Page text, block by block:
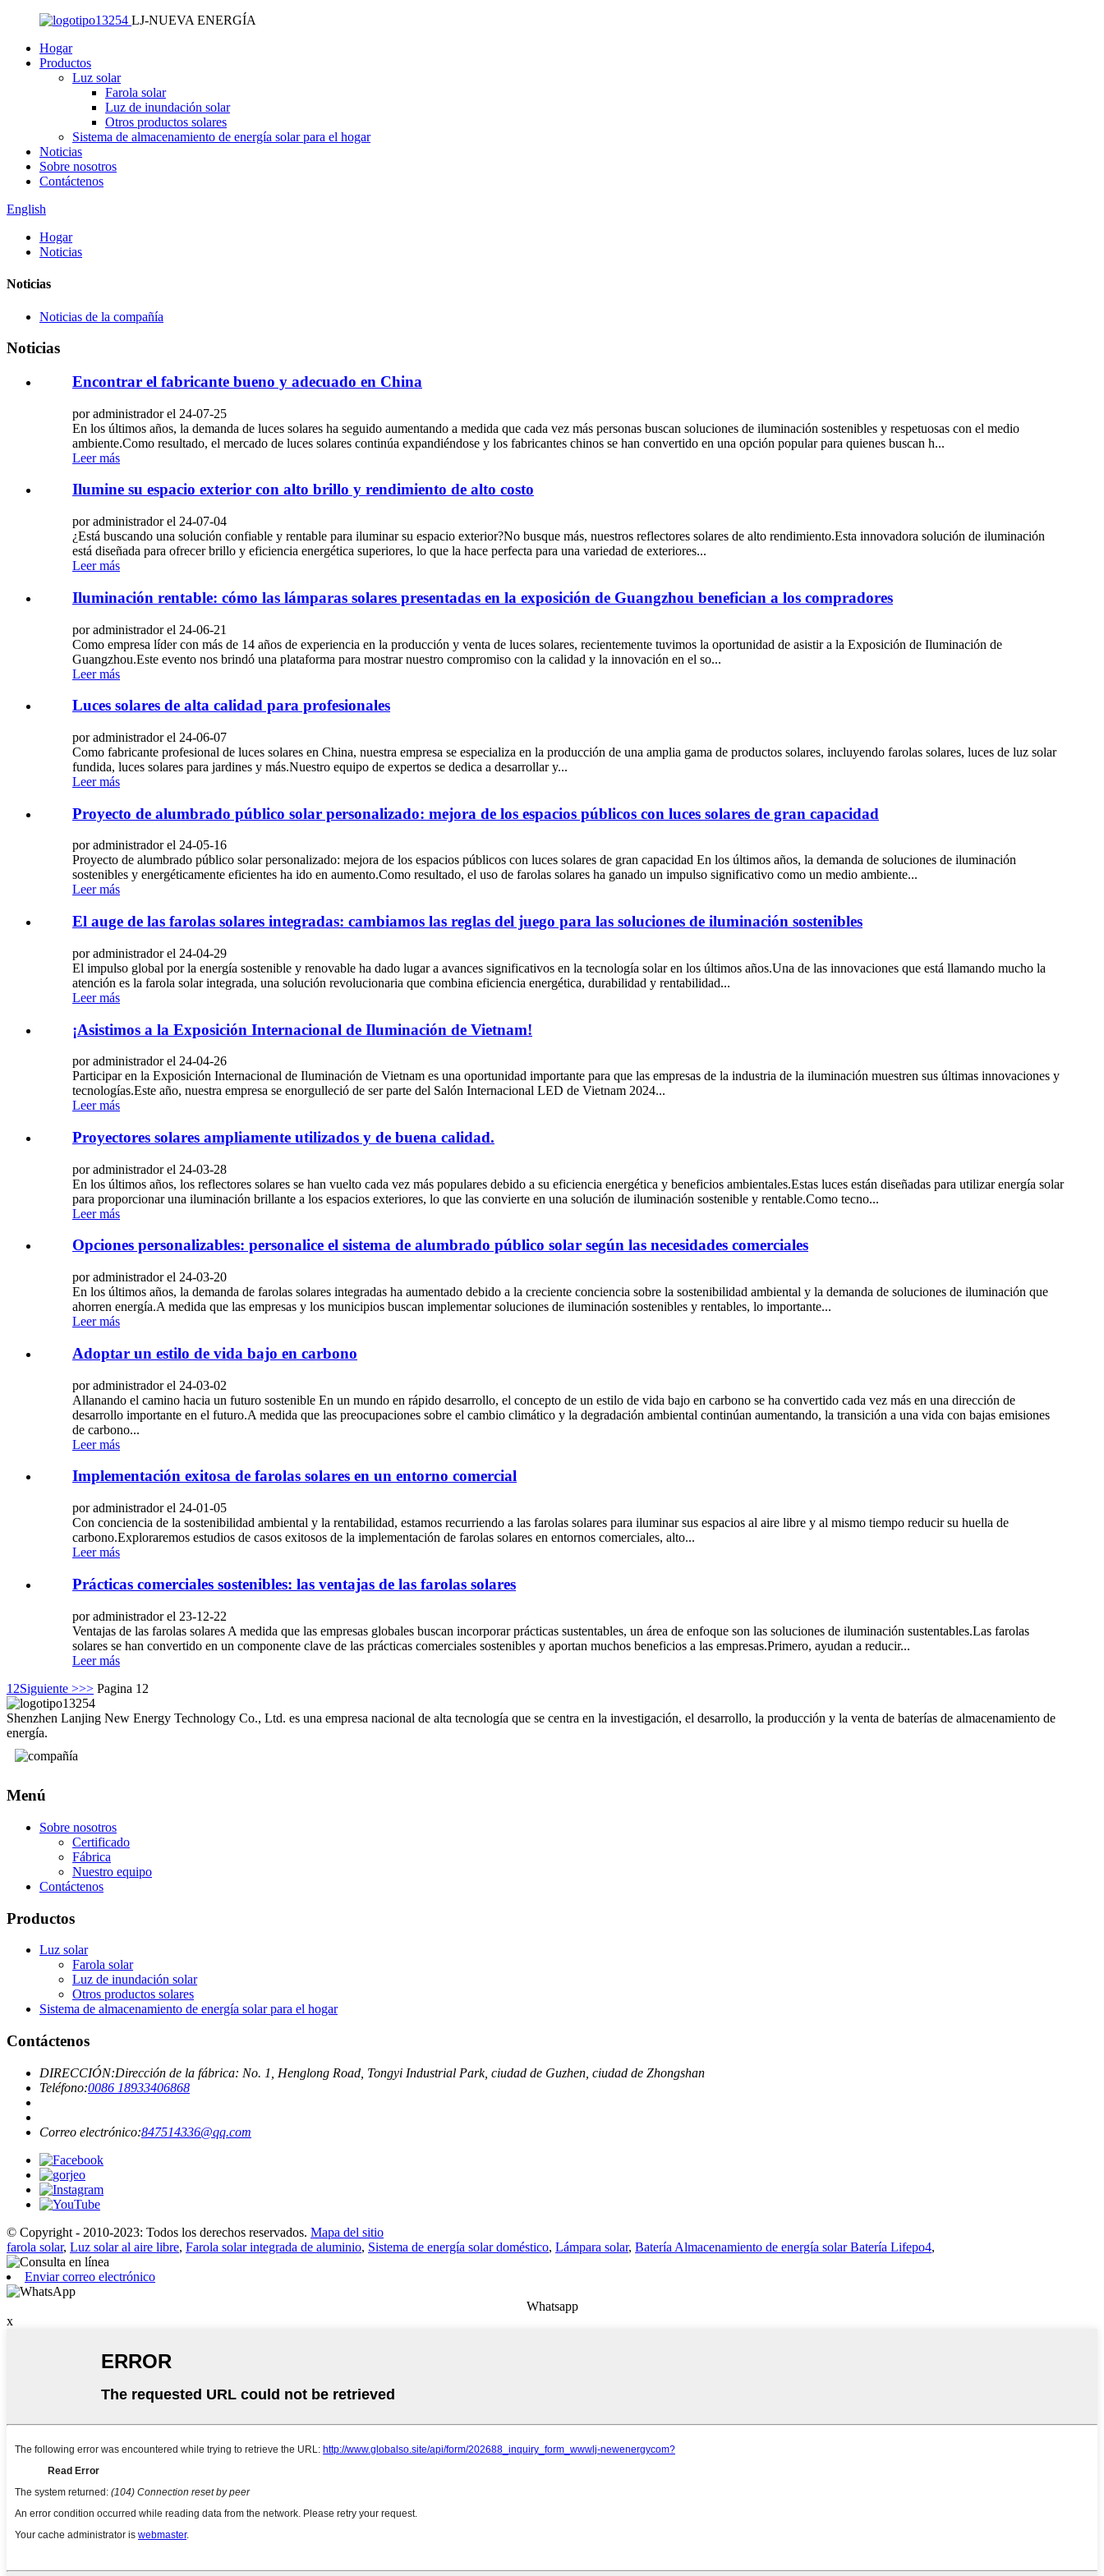
LJ-NUEVA ENERGÍA
Hogar
Productos
Luz solar
Farola solar
Luz de inundación solar
Otros productos solares
Sistema de almacenamiento de energía solar para el hogar
Noticias
Sobre nosotros
Contáctenos
English
Hogar
Noticias
Noticias
Noticias de la compañía
Noticias
Encontrar el fabricante bueno y adecuado en China
por administrador el 24-07-25
En los últimos años, la demanda de luces solares ha seguido aumentando a medida que cada vez más personas buscan soluciones de iluminación sostenibles y respetuosas con el medio
ambiente.Como resultado, el mercado de luces solares continúa expandiéndose y los fabricantes chinos se han convertido en una opción popular para quienes buscan h...
Leer más
Ilumine su espacio exterior con alto brillo y rendimiento de alto costo
por administrador el 24-07-04
¿Está buscando una solución confiable y rentable para iluminar su espacio exterior?No busque más, nuestros reflectores solares de alto rendimiento.Esta innovadora solución de iluminación
está diseñada para ofrecer brillo y eficiencia energética superiores, lo que la hace perfecta para una variedad de exteriores...
Leer más
Iluminación rentable: cómo las lámparas solares presentadas en la exposición de Guangzhou benefician a los compradores
por administrador el 24-06-21
Como empresa líder con más de 14 años de experiencia en la producción y venta de luces solares, recientemente tuvimos la oportunidad de asistir a la Exposición de Iluminación de
Guangzhou.Este evento nos brindó una plataforma para mostrar nuestro compromiso con la calidad y la innovación en el so...
Leer más
Luces solares de alta calidad para profesionales
por administrador el 24-06-07
Como fabricante profesional de luces solares en China, nuestra empresa se especializa en la producción de una amplia gama de productos solares, incluyendo farolas solares, luces de luz solar
fundida, luces solares para jardines y más.Nuestro equipo de expertos se dedica a desarrollar y...
Leer más
Proyecto de alumbrado público solar personalizado: mejora de los espacios públicos con luces solares de gran capacidad
por administrador el 24-05-16
Proyecto de alumbrado público solar personalizado: mejora de los espacios públicos con luces solares de gran capacidad En los últimos años, la demanda de soluciones de iluminación
sostenibles y energéticamente eficientes ha ido en aumento.Como resultado, el uso de farolas solares ha ganado un impulso significativo como un medio ambiente...
Leer más
El auge de las farolas solares integradas: cambiamos las reglas del juego para las soluciones de iluminación sostenibles
por administrador el 24-04-29
El impulso global por la energía sostenible y renovable ha dado lugar a avances significativos en la tecnología solar en los últimos años.Una de las innovaciones que está llamando mucho la
atención es la farola solar integrada, una solución revolucionaria que combina eficiencia energética, durabilidad y rentabilidad...
Leer más
¡Asistimos a la Exposición Internacional de Iluminación de Vietnam!
por administrador el 24-04-26
Participar en la Exposición Internacional de Iluminación de Vietnam es una oportunidad importante para que las empresas de la industria de la iluminación muestren sus últimas innovaciones y
tecnologías.Este año, nuestra empresa se enorgulleció de ser parte del Salón Internacional LED de Vietnam 2024...
Leer más
Proyectores solares ampliamente utilizados y de buena calidad.
por administrador el 24-03-28
En los últimos años, los reflectores solares se han vuelto cada vez más populares debido a su eficiencia energética y beneficios ambientales.Estas luces están diseñadas para utilizar energía solar
para proporcionar una iluminación brillante a los espacios exteriores, lo que las convierte en una solución de iluminación sostenible y rentable.Como tecno...
Leer más
Opciones personalizables: personalice el sistema de alumbrado público solar según las necesidades comerciales
por administrador el 24-03-20
En los últimos años, la demanda de farolas solares integradas ha aumentado debido a la creciente conciencia sobre la sostenibilidad ambiental y la demanda de soluciones de iluminación que
ahorren energía.A medida que las empresas y los municipios buscan implementar soluciones de iluminación sostenibles y rentables, lo importante...
Leer más
Adoptar un estilo de vida bajo en carbono
por administrador el 24-03-02
Allanando el camino hacia un futuro sostenible En un mundo en rápido desarrollo, el concepto de un estilo de vida bajo en carbono se ha convertido cada vez más en una dirección de
desarrollo importante en el futuro.A medida que las preocupaciones sobre el cambio climático y la degradación ambiental continúan aumentando, la transición a una vida con bajas emisiones
de carbono...
Leer más
Implementación exitosa de farolas solares en un entorno comercial
por administrador el 24-01-05
Con conciencia de la sostenibilidad ambiental y la rentabilidad, estamos recurriendo a las farolas solares para iluminar sus espacios al aire libre y al mismo tiempo reducir su huella de
carbono.Exploraremos estudios de casos exitosos de la implementación de farolas solares en entornos comerciales, alto...
Leer más
Prácticas comerciales sostenibles: las ventajas de las farolas solares
por administrador el 23-12-22
Ventajas de las farolas solares A medida que las empresas globales buscan incorporar prácticas sustentables, un área de enfoque son las soluciones de iluminación sustentables.Las farolas
solares se han convertido en un componente clave de las prácticas comerciales sostenibles y aportan muchos beneficios a las empresas.Primero, ayudan a reducir...
Leer más
1 2Siguiente >>> Pagina 12
Shenzhen Lanjing New Energy Technology Co., Ltd. es una empresa nacional de alta tecnología que se centra en la investigación, el desarrollo, la producción y la venta de baterías de almacenamiento de
energía.
Menú
Sobre nosotros
Certificado
Fábrica
Nuestro equipo
Contáctenos
Productos
Luz solar
Farola solar
Luz de inundación solar
Otros productos solares
Sistema de almacenamiento de energía solar para el hogar
Contáctenos
DIRECCIÓN:Dirección de la fábrica: No. 1, Henglong Road, Tongyi Industrial Park, ciudad de Guzhen, ciudad de Zhongshan
Teléfono:0086 18933406868
Correo electrónico:847514336@qq.com
© Copyright - 2010-2023: Todos los derechos reservados. Mapa del sitio
farola solar, Luz solar al aire libre, Farola solar integrada de aluminio, Sistema de energía solar doméstico, Lámpara solar, Batería Almacenamiento de energía solar Batería Lifepo4,
Enviar correo electrónico
Whatsapp
x